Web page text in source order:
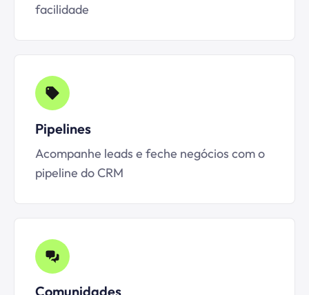
facilidade
Pipelines
Acompanhe leads e feche negócios com o
pipeline do CRM
Comunidades